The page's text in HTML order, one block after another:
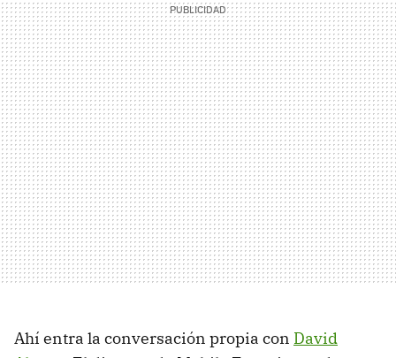
Ahí entra la conversación propia con David